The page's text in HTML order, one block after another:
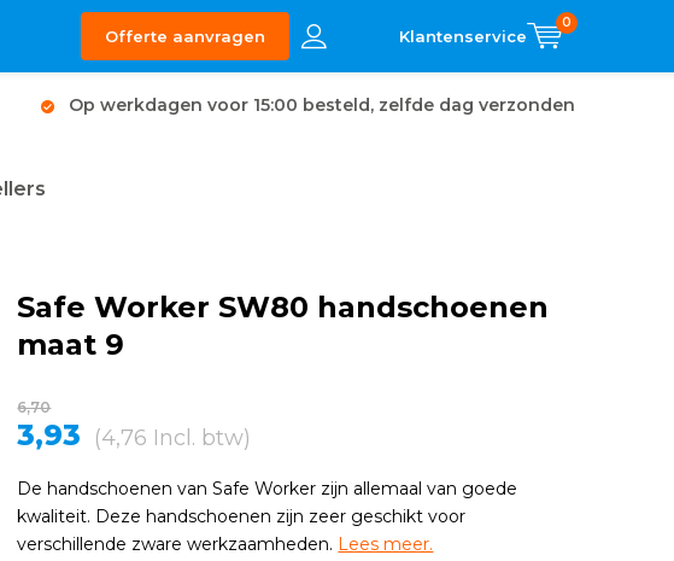
Offerte aanvragen
0
Op werkdagen voor 15:00 besteld, zelfde dag verzonden
Safe Worker SW80 handschoenen
maat 9
6,70
3,93 (4,76 Incl. btw)
De handschoenen van Safe Worker zijn allemaal van goede
kwaliteit. Deze handschoenen zijn zeer geschikt voor
verschillende zware werkzaamheden. Lees meer.